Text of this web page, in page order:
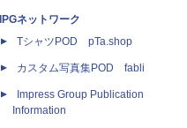
IPGネットワーク
TシャツPOD pTa.shop
カスタム写真集POD fabli
Impress Group Publication
Information